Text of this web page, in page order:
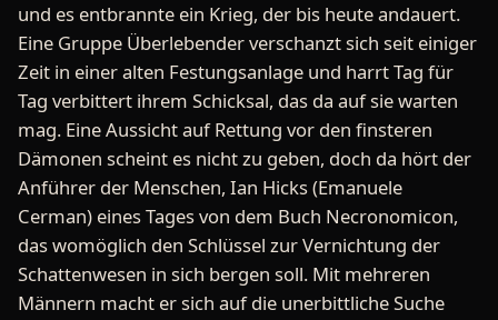
und es entbrannte ein Krieg, der bis heute andauert.
Eine Gruppe Überlebender verschanzt sich seit einiger
Zeit in einer alten Festungsanlage und harrt Tag für
Tag verbittert ihrem Schicksal, das da auf sie warten
mag. Eine Aussicht auf Rettung vor den finsteren
Dämonen scheint es nicht zu geben, doch da hört der
Anführer der Menschen, Ian Hicks (Emanuele
Cerman) eines Tages von dem Buch Necronomicon,
das womöglich den Schlüssel zur Vernichtung der
Schattenwesen in sich bergen soll. Mit mehreren
Männern macht er sich auf die unerbittliche Suche